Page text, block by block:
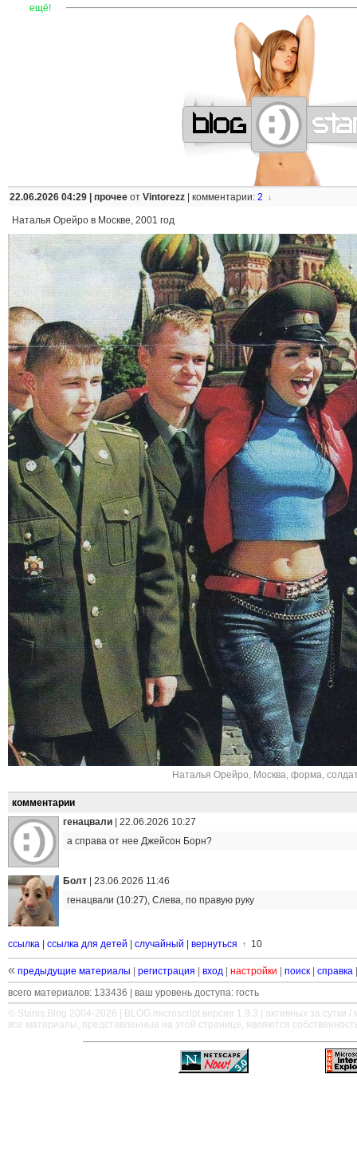
ещё! ——————————————————————
22.06.2026 04:29 | прочее от Vintorezz комментарии: 2 ↓
Наталья Орейро в Москве, 2001 год
Наталья Орейро, Москва, форма, солдат
комментарии
генацвали
22.06.2026 10:27
а справа от нее Джейсон Борн?
Болт
23.06.2026 11:46
генацвали (10:27), Слева, по правую руку
ссылка ссылка для детей случайный вернуться ↑ 10
« предыдущие материалы регистрация вход настройки поиск справка
всего материалов: 133436 | ваш уровень доступа: гость
© Stanis.Blog 2004-2026 |
BLOG.microscript версия 1.9.3 | активных за сутки /
все материалы, представленные на этой странице, являются
—————————————————————